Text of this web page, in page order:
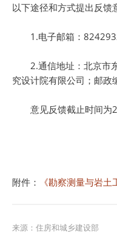
以下途径和方式提出反馈
1.电子邮箱：
2.通信地址：北京市
究设计院有限公司；邮政
意见反馈截止时间为
附件： 《勘察测量与岩土
来源： 住房和城乡建设部